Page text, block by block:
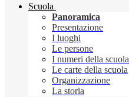
Scuola
Panoramica
Presentazione
I luoghi
Le persone
I numeri della scuola
Le carte della scuola
Organizzazione
La storia